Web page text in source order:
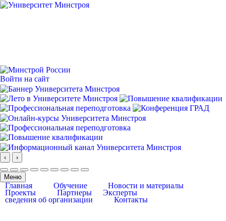
Войти на сайт
‹ ›
Меню
Главная Обучение
Новости и материалы
Проекты
Партнеры
Эксперты
сведения об организации
Контакты